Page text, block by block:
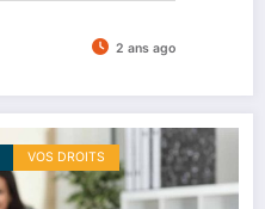
2 ans ago
VOS DROITS